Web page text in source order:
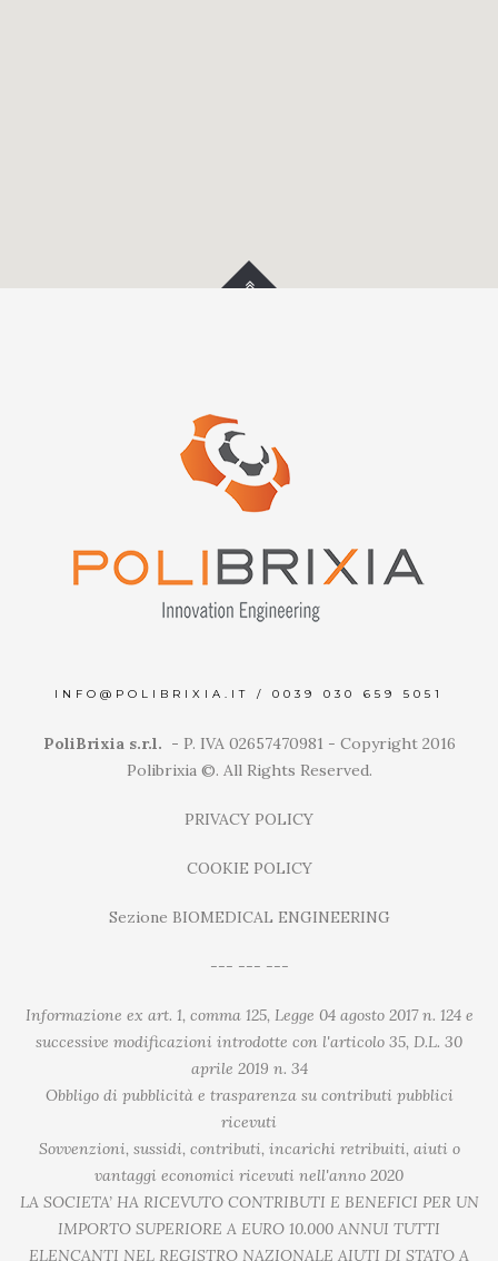
INFO@POLIBRIXIA.IT / 0039 030 659 5051
PoliBrixia s.r.l. - P. IVA 02657470981 - Copyright 2016
Polibrixia ©. All Rights Reserved.
PRIVACY POLICY
COOKIE POLICY
Sezione BIOMEDICAL ENGINEERING
--- --- ---
Informazione ex art. 1, comma 125, Legge 04 agosto 2017 n. 124 e
successive modificazioni introdotte con l'articolo 35, D.L. 30
aprile 2019 n. 34
Obbligo di pubblicità e trasparenza su contributi pubblici
ricevuti
Sovvenzioni, sussidi, contributi, incarichi retribuiti, aiuti o
vantaggi economici ricevuti nell'anno 2020
LA SOCIETA’ HA RICEVUTO CONTRIBUTI E BENEFICI PER UN
IMPORTO SUPERIORE A EURO 10.000 ANNUI TUTTI
ELENCANTI NEL REGISTRO NAZIONALE AIUTI DI STATO A